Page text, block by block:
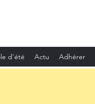
d'été Actu Adhérer